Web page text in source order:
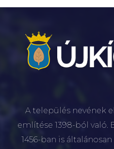
A település nevének
említése 1398-ból való.
1456-ban is